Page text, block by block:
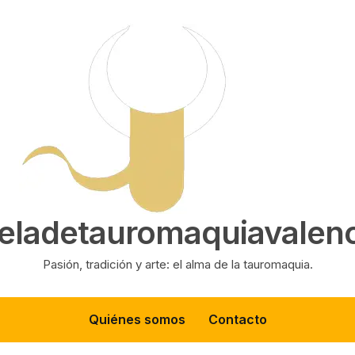
Pasión, tradición y arte: el alma de la tauromaquia.
Quiénes somos Contacto